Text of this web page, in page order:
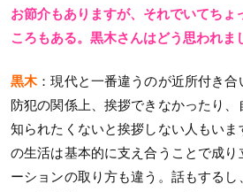
お節介もありますが、それでいてちょ
ころもある。黒木さんはどう思われま
黒木：現代と一番違うのが近所付き
防犯の関係上、挨拶できなかったり
知られたくないと挨拶しない人もい
の生活は基本的に支え合うことで成
ーションの取り方も違う。話もする